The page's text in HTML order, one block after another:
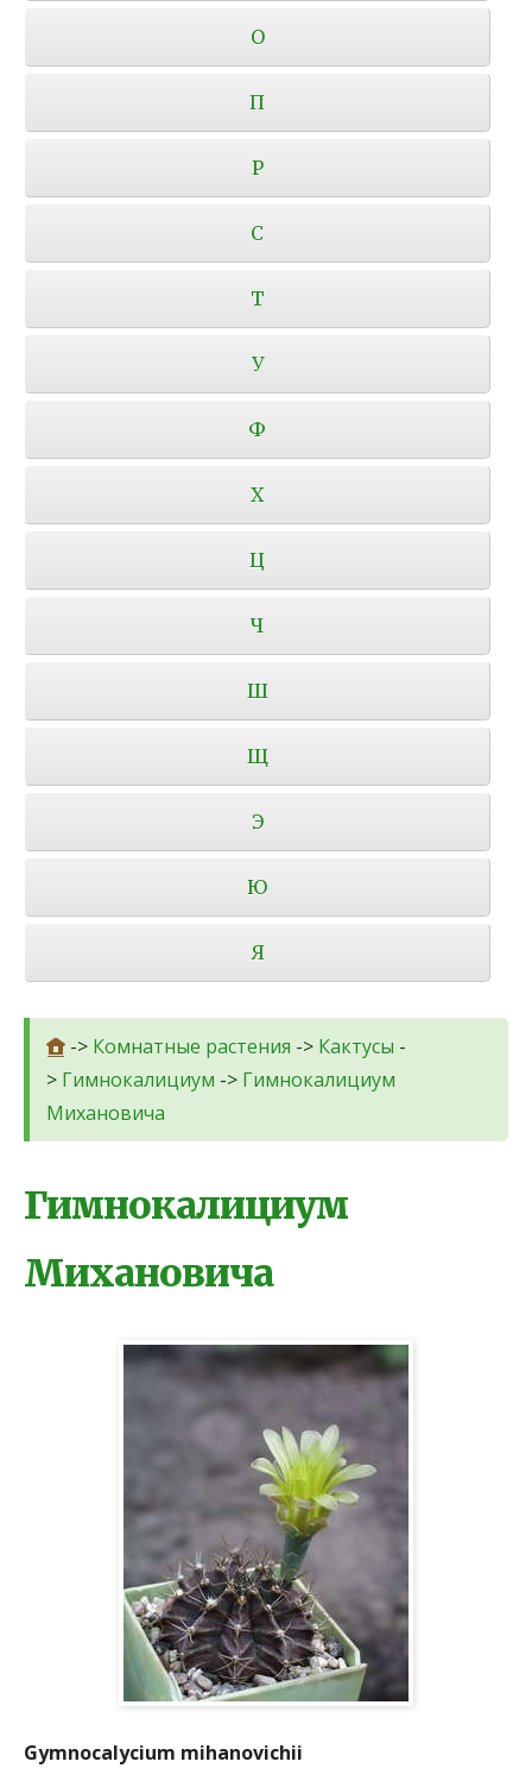
О
П
Р
С
Т
У
Ф
Х
Ц
Ч
Ш
Щ
Э
Ю
Я
-> Комнатные растения -> Кактусы -
> Гимнокалициум -> Гимнокалициум
Михановича
Гимнокалициум
Михановича
Gymnocalycium mihanovichii